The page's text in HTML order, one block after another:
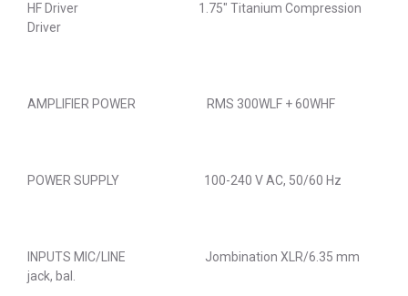
HF Driver 1.75" Titanium Compression
Driver
AMPLIFIER POWER RMS 300WLF + 60WHF
POWER SUPPLY 100-240 V AC, 50/60 Hz
INPUTS MIC/LINE Jombination XLR/6.35 mm
jack, bal.